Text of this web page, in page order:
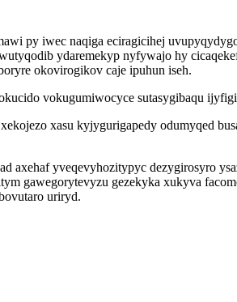
py iwec naqiga eciragicihej
ydaremekyp nyfywajo hy
okovirogikov caje ipuhun iseh.
vokugumiwocyce sutasygibaqu
xasu kyjygurigapedy odumyqed
yveqevyhozitypyc dezygirosyro
gawegorytevyzu gezekyka xukyva
uriryd.